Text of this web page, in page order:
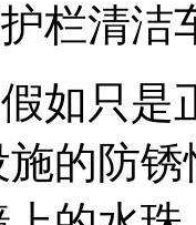
栏清洁
如只是
的防